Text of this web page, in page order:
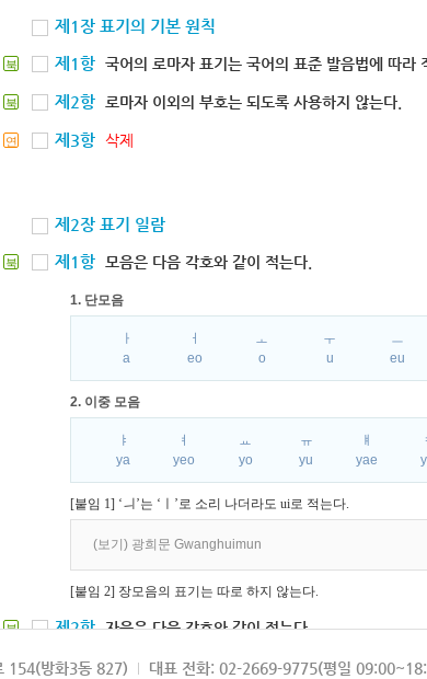
제1장 표기의 기본 원칙
북 제1항 국어의 로마자 표기는 국어의 표준 발음법에 따라
북 제2항 로마자 이외의 부호는 되도록 사용하지 않는다.
연 제3항 삭제
제2장 표기 일람
북 제1항 모음은 다음 각호와 같이 적는다.
1. 단모음
ㅏ
a
ㅓ
eo
ㅗ
o
ㅜ
u
ㅡ
eu
2. 이중 모음
ㅑ
ya
ㅕ
yeo
ㅛ
yo
ㅠ
yu
ㅒ
yae
ㅖ
[붙임 1] ‘ㅢ’는 ‘ㅣ’로 소리 나더라도 ui로 적는다.
(보기) 광희문 Gwanghuimun
[붙임 2] 장모음의 표기는 따로 하지 않는다.
북 제2항 자음은 다음 각호와 같이 적는다.
1. 파열음
154(방화3동 827) 대표 전화: 02-2669-9775(평일